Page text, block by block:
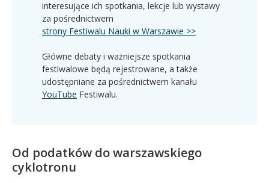
interesujące ich spotkania, lekcje lub wystawy
za pośrednictwem
strony Festiwalu Nauki w Warszawie >>
Główne debaty i ważniejsze spotkania
festiwalowe będą rejestrowane, a także
udostępniane za pośrednictwem kanału
YouTube Festiwalu.
Od podatków do warszawskiego
cyklotronu